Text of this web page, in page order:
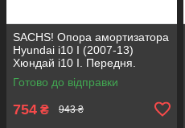
SACHS! Опора амортизатора
Hyundai i10 I (2007-13)
Хюндай i10 I. Передня.
SM5818 , 801063 , KB689.27 ,
VKDA88511
Готово до відправки
754 ₴ 943 ₴